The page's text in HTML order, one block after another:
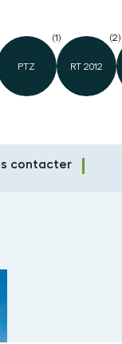
(1)
PTZ
(2)
RT 2012
contacter